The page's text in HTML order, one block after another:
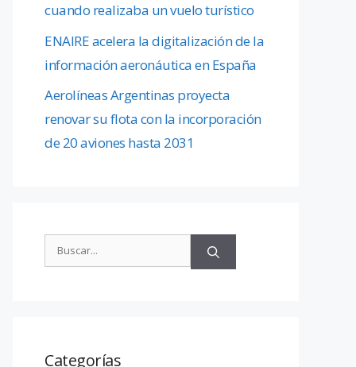
cuando realizaba un vuelo turístico
ENAIRE acelera la digitalización de la
información aeronáutica en España
Aerolíneas Argentinas proyecta
renovar su flota con la incorporación
de 20 aviones hasta 2031
Categorías